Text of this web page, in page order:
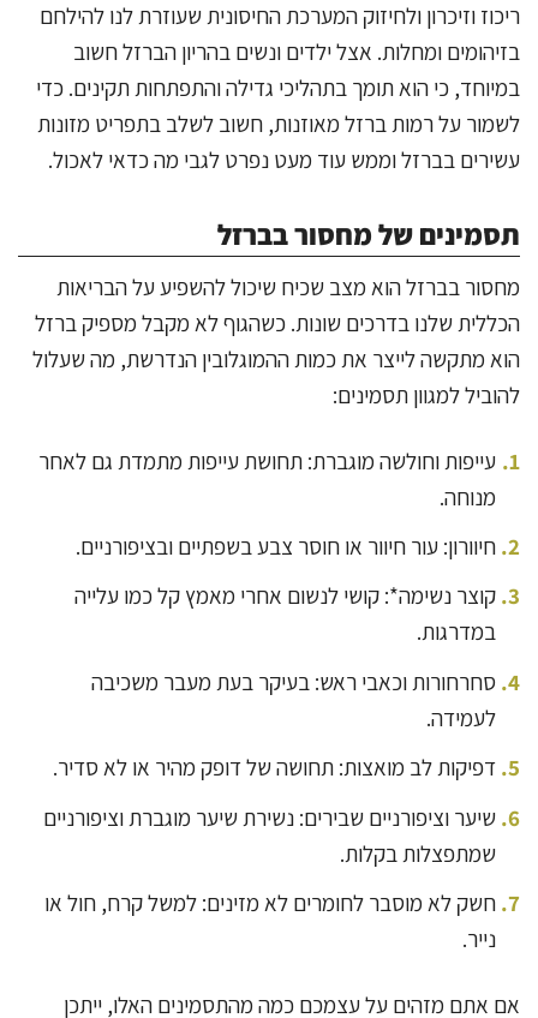
ריכוז וזיכרון ולחיזוק המערכת החיסונית שעוזרת לנו להילחם
בזיהומים ומחלות. אצל ילדים ונשים בהריון הברזל חשוב
במיוחד, כי הוא תומך בתהליכי גדילה והתפתחות תקינים. כדי
לשמור על רמות ברזל מאוזנות, חשוב לשלב בתפריט מזונות
עשירים בברזל וממש עוד מעט נפרט לגבי מה כדאי לאכול.
תסמינים של מחסור בברזל
מחסור בברזל הוא מצב שכיח שיכול להשפיע על הבריאות
הכללית שלנו בדרכים שונות. כשהגוף לא מקבל מספיק ברזל
הוא מתקשה לייצר את כמות ההמוגלובין הנדרשת, מה שעלול
להוביל למגוון תסמינים:
עייפות וחולשה מוגברת: תחושת עייפות מתמדת גם לאחר
מנוחה.
חיוורון: עור חיוור או חוסר צבע בשפתיים ובציפורניים.
קוצר נשימה*: קושי לנשום אחרי מאמץ קל כמו עלייה
במדרגות.
סחרחורות וכאבי ראש: בעיקר בעת מעבר משכיבה
לעמידה.
דפיקות לב מואצות: תחושה של דופק מהיר או לא סדיר.
שיער וציפורניים שבירים: נשירת שיער מוגברת וציפורניים
שמתפצלות בקלות.
חשק לא מוסבר לחומרים לא מזינים: למשל קרח, חול או
נייר.
אם אתם מזהים על עצמכם כמה מהתסמינים האלו, ייתכן